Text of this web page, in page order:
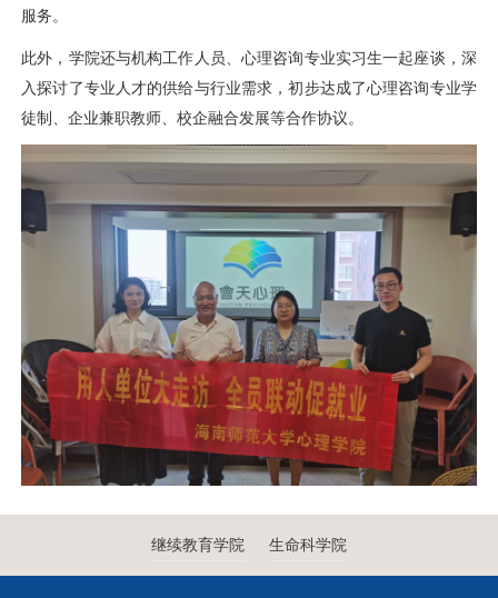
服务。
此外，学院还与机构工作人员、心理咨询专业实习生一起座谈，深
入探讨了专业人才的供给与行业需求，初步达成了心理咨询专业学
徒制、企业兼职教师、校企融合发展等合作协议。
继续教育学院 生命科学院